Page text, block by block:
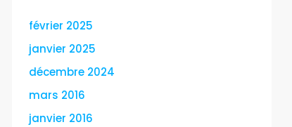
février 2025
janvier 2025
décembre 2024
mars 2016
janvier 2016